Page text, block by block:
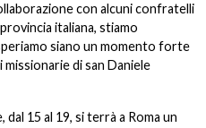
con alcuni confratelli
italiana, stiamo
siano un momento forte
di san Daniele
15 al 19, si terrà a Roma un